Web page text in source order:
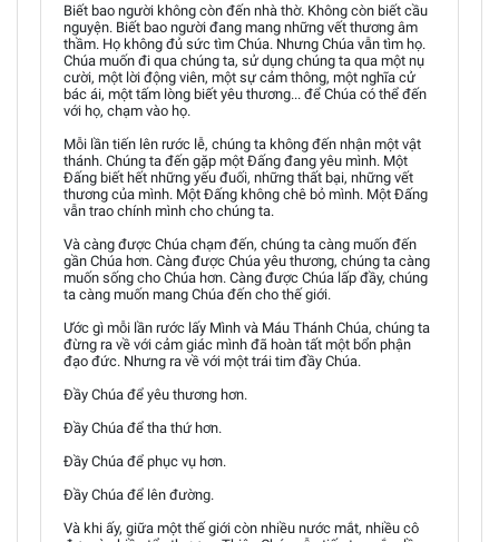
Biết bao người không còn đến nhà thờ. Không còn biết cầu
nguyện. Biết bao người đang mang những vết thương âm
thầm. Họ không đủ sức tìm Chúa. Nhưng Chúa vẫn tìm họ.
Chúa muốn đi qua chúng ta, sử dụng chúng ta qua một nụ
cười, một lời động viên, một sự cảm thông, một nghĩa cử
bác ái, một tấm lòng biết yêu thương... để Chúa có thể đến
với họ, chạm vào họ.
Mỗi lần tiến lên rước lễ, chúng ta không đến nhận một vật
thánh. Chúng ta đến gặp một Đấng đang yêu mình. Một
Đấng biết hết những yếu đuối, những thất bại, những vết
thương của mình. Một Đấng không chê bỏ mình. Một Đấng
vẫn trao chính mình cho chúng ta.
Và càng được Chúa chạm đến, chúng ta càng muốn đến
gần Chúa hơn. Càng được Chúa yêu thương, chúng ta càng
muốn sống cho Chúa hơn. Càng được Chúa lấp đầy, chúng
ta càng muốn mang Chúa đến cho thế giới.
Ước gì mỗi lần rước lấy Mình và Máu Thánh Chúa, chúng ta
đừng ra về với cảm giác mình đã hoàn tất một bổn phận
đạo đức. Nhưng ra về với một trái tim đầy Chúa.
Đầy Chúa để yêu thương hơn.
Đầy Chúa để tha thứ hơn.
Đầy Chúa để phục vụ hơn.
Đầy Chúa để lên đường.
Và khi ấy, giữa một thế giới còn nhiều nước mắt, nhiều cô